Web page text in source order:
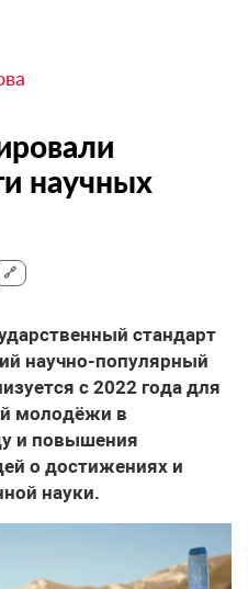
научных
🔗
стандарт
научно-популярный
с 2022 года для
молодёжи в
и повышения
о достижениях и
науки.